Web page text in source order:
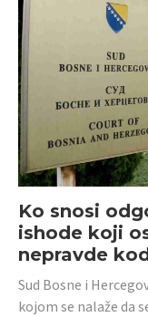
Ko snosi
ishode koji
nepravde
Sud Bosne i
kojom se nalaže da